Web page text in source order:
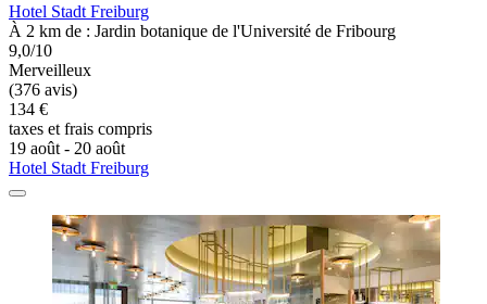
Hotel Stadt Freiburg
À 2 km de : Jardin botanique de l'Université de Fribourg
9,0/10
Merveilleux
(376 avis)
134 €
taxes et frais compris
19 août - 20 août
Hotel Stadt Freiburg